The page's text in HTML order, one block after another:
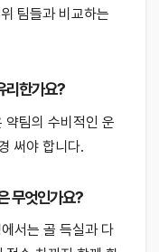
팀들과 비교하는
리한가요?
약팀의 수비적인 운
써야 합니다.
무엇인가요?
서는 골 득실과 다